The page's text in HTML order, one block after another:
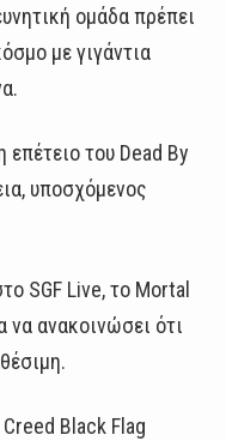
ομάδα πρέπει
με γιγάντια
του Dead By
υποσχόμενος
SGF Live, το Mortal
ανακοινώσει ότι
Black Flag